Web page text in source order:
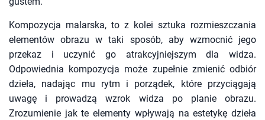
Kompozycja malarska, to z kolei sztuka rozmieszczania
elementów obrazu w taki sposób, aby wzmocnić jego
przekaz i uczynić go atrakcyjniejszym dla widza.
Odpowiednia kompozycja może zupełnie zmienić odbiór
dzieła, nadając mu rytm i porządek, które przyciągają
uwagę i prowadzą wzrok widza po planie obrazu.
Zrozumienie jak te elementy wpływają na estetykę dzieła